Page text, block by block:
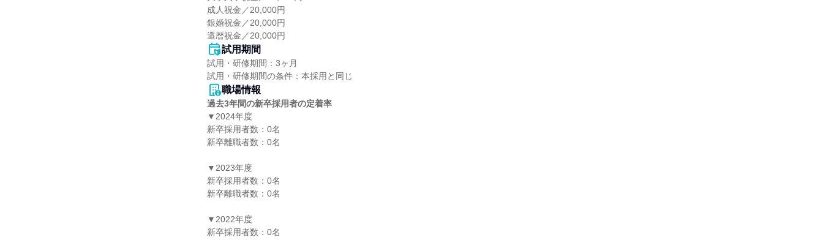
成人祝金／20,000円
銀婚祝金／20,000円
還暦祝金／20,000円
試用期間
試用・研修期間：3ヶ月
職場情報
過去3年間の新卒採用者の定着率
▼2024年度
新卒採用者数：0名
新卒離職者数：0名
▼2023年度
新卒採用者数：0名
新卒離職者数：0名
▼2022年度
新卒採用者数：0名